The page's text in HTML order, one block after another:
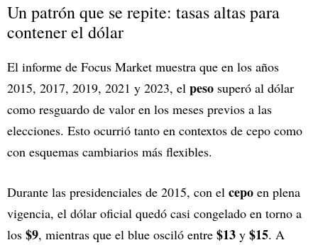
Un patrón que se repite: tasas altas para
contener el dólar
El informe de Focus Market muestra que en los años
2015, 2017, 2019, 2021 y 2023, el peso superó al dólar
como resguardo de valor en los meses previos a las
elecciones. Esto ocurrió tanto en contextos de cepo como
con esquemas cambiarios más flexibles.
Durante las presidenciales de 2015, con el cepo en plena
vigencia, el dólar oficial quedó casi congelado en torno a
los $9, mientras que el blue osciló entre $13 y $15. A